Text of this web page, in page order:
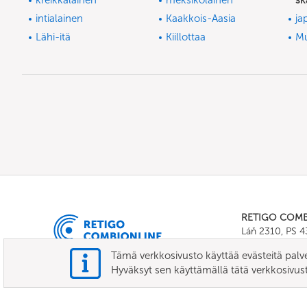
intialainen
Kaakkois-Aasia
Lähi-itä
Kiillottaa
RETIGO
Láň 2310, PS
E-mail:
Tämä verkkosivusto käyttää evästeitä
Hyväksyt sen käyttämällä tätä